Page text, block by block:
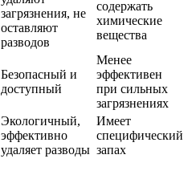
загрязнения, не
оставляют
разводов
содержать
химические
вещества
Безопасный и
доступный
Менее
эффективен
при сильных
загрязнениях
Экологичный,
эффективно
удаляет разводы
Имеет
специфический
запах